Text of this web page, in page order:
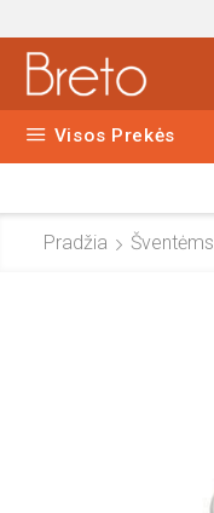
Visos Prekės
Pradžia Šventėms